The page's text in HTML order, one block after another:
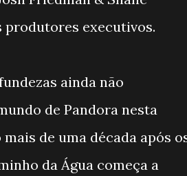
produtores executivos.
ainda não
de Pandora nesta
de uma década após
da Água começa a